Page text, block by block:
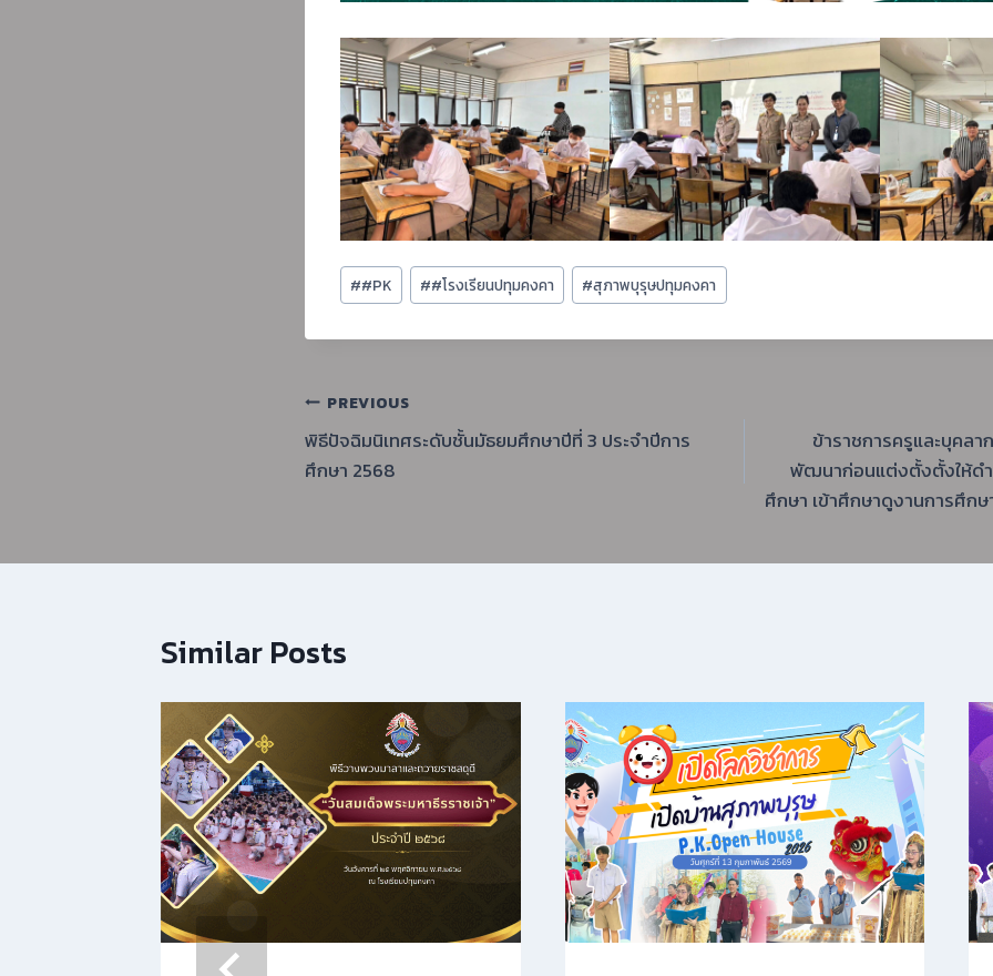
Post
Tags:
##PK ##โรงเรียนปทุมคงคา #สุภาพบุรุษปทุมคงคา
แนะแนว
เรื่อง
PREVIOUS
พิธีปัจฉิมนิเทศระดับชั้นมัธยมศึกษาปีที่ 3 ประจำปีการ
ศึกษา 2568
ข้าราชการครูและบุคลา
พัฒนาก่อนแต่งตั้งตั้งให้ด
ศึกษา เข้าศึกษาดูงานการศึก
Similar Posts